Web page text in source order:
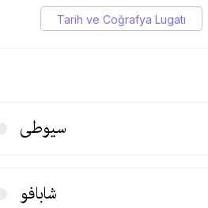
Tarih ve Coğrafya Lugatı
سیوطی
شابافو